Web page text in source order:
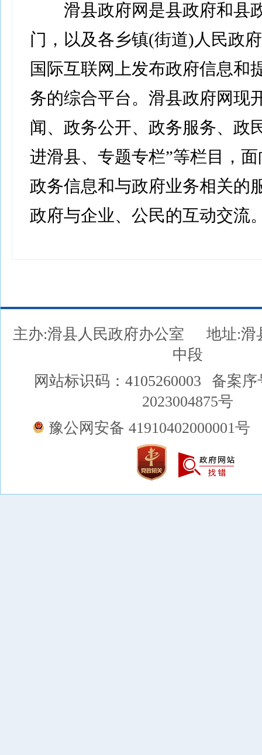
滑县政府网是县政府和县
门，以及各乡镇(街道)人民政
国际互联网上发布政府信息和
务的综合平台。滑县政府网现
闻、政务公开、政务服务、政
进滑县、专题专栏”等栏目，
政务信息和与政府业务相关的
政府与企业、公民的互动交流
主办:滑县人民政府办公室
地址:滑
中段
网站标识码：4105260003
备案序
2023004875号
豫公网安备 41910402000001号